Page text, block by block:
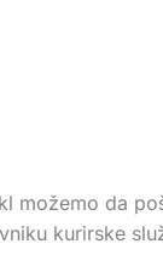
možemo da
kurirske